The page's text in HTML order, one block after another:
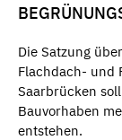
Die Satzung
Flachdach- und
Saarbrücken
Bauvorhaben
entstehen.